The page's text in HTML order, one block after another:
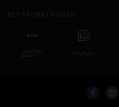
BETAALMETHODEN